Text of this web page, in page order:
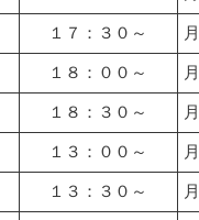
１７：３０～
１８：００～
１８：３０～
１３：００～
１３：３０～